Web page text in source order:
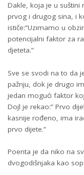
Dakle, koja je u suštini
prvog i drugog sina, i
ističe:”Uzimamo u
potencijalni faktor za
djeteta.”
Sve se svodi na to da
pažnju, dok je drugo
jedan mogući faktor
Dojl je rekao:” Prvo
kasnije rođeno, ima
prvo dijete.”
Poenta je da niko na
dvogodišnjaka kao